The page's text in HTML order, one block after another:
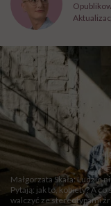
Małgorzata Skała: Ludzie
Pytają: jak to, kobiety? A
walczyć ze stereotypami